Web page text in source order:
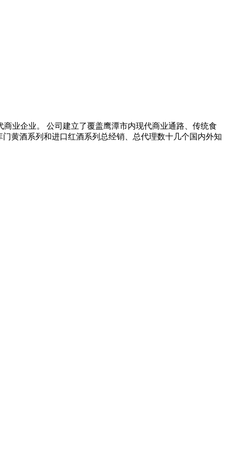
业企业。 公司建立了覆盖鹰潭市内现代商业通路、传统食
黄酒系列和进口红酒系列总经销、总代理数十几个国内外知